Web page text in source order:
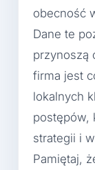
obecność
Dane te
przynoszą
firma jest
lokalnych
postępów,
strategii i
Pamiętaj,